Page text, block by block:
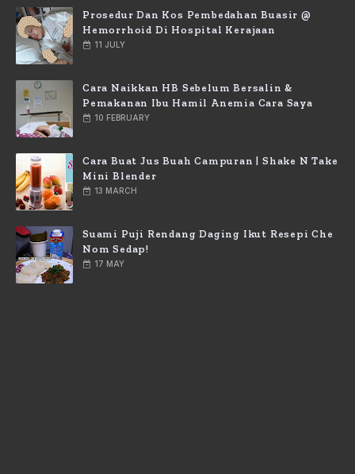
Prosedur Dan Kos Pembedahan Buasir @
Hemorrhoid Di Hospital Kerajaan
11 JULY
Cara Naikkan HB Sebelum Bersalin &
Pemakanan Ibu Hamil Anemia Cara Saya
10 FEBRUARY
Cara Buat Jus Buah Campuran | Shake N Take
Mini Blender
13 MARCH
Suami Puji Rendang Daging Ikut Resepi Che
Nom Sedap!
17 MAY